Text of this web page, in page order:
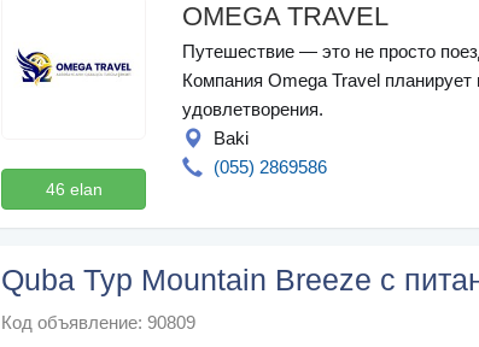
46 elan
OMEGA TRAVEL
Путешествие — это не просто
Компания Omega Travel
удовлетворения.
Baki
(055) 2869586
Quba Тур Mountain Breeze с
Код объявление: 90809